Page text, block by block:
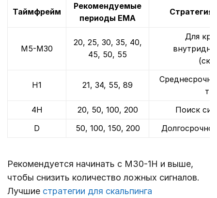
Таймфрейм
Рекомендуемые
периоды EMA
Стратегия
М5-М30
20, 25, 30, 35, 40,
45, 50, 55
Для
Н1 21, 34, 55, 89
4H
20, 50, 100, 200
Поиск
D
50, 100, 150, 200
Рекомендуется начинать с М30-1H и выше,
чтобы снизить количество ложных сигналов.
Лучшие стратегии для скальпинга